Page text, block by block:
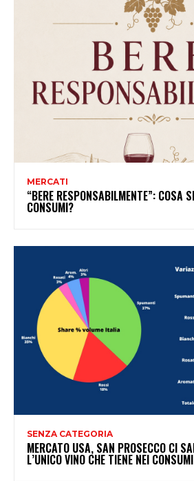
MERCATI
“BERE RESPONSABILMENTE”: COSA
CONSUMI?
SENZA CATEGORIA
MERCATO USA, SAN PROSECCO CI
L’UNICO VINO CHE TIENE NEI CONSUMI